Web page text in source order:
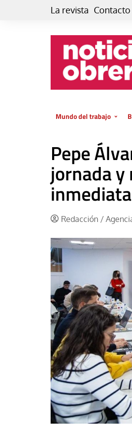
La revista Contacto
Mundo del trabajo
El trabajo es para la vida
GlobalizAcción
INFOR. Boletín
MMTC
Laboral
El amor en el mundo
Los empobrecidos por el
mundo
Radio — Mundo obrero
Vidas precarias
Pepe
jornada y
Redacción /